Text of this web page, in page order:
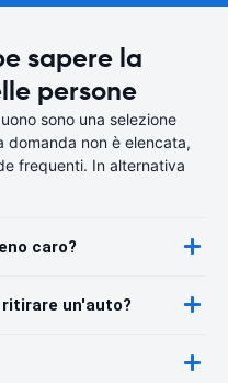
sapere la
persone
sono una selezione
domanda non è elencata,
frequenti. In alternativa
caro?
un'auto?